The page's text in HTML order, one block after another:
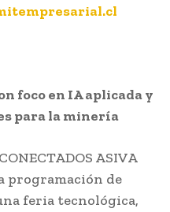
foco en IA aplicada y
para la minería
ASIVA
programación de
feria tecnológica,